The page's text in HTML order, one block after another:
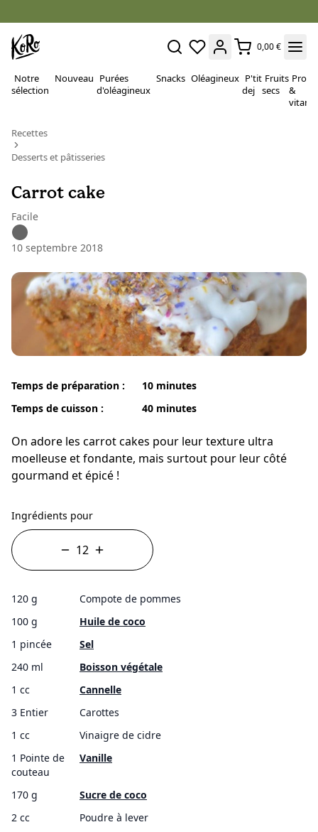
0,00 €
Notre
sélection
Nouveau Purées
d'oléagineux
Snacks Oléagineux P'tit
dej
Fruits
secs
&
Recettes
Desserts et pâtisseries
Carrot cake
Facile
10 septembre 2018
Temps de préparation :
Temps de cuisson :
10 minutes
40 minutes
On adore les carrot cakes pour leur texture ultra
moelleuse et fondante, mais surtout pour leur côté
gourmand et épicé !
Ingrédients pour
120 g
Compote de pommes
100 g
Huile de coco
1 pincée
Sel
240 ml
Boisson végétale
1 cc
Cannelle
3 Entier
Carottes
1 cc
Vinaigre de cidre
1 Pointe de
couteau
Vanille
170 g
Sucre de coco
2 cc
Poudre à lever